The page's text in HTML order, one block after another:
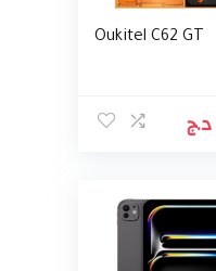
Oukitel C62 GT
د.ج